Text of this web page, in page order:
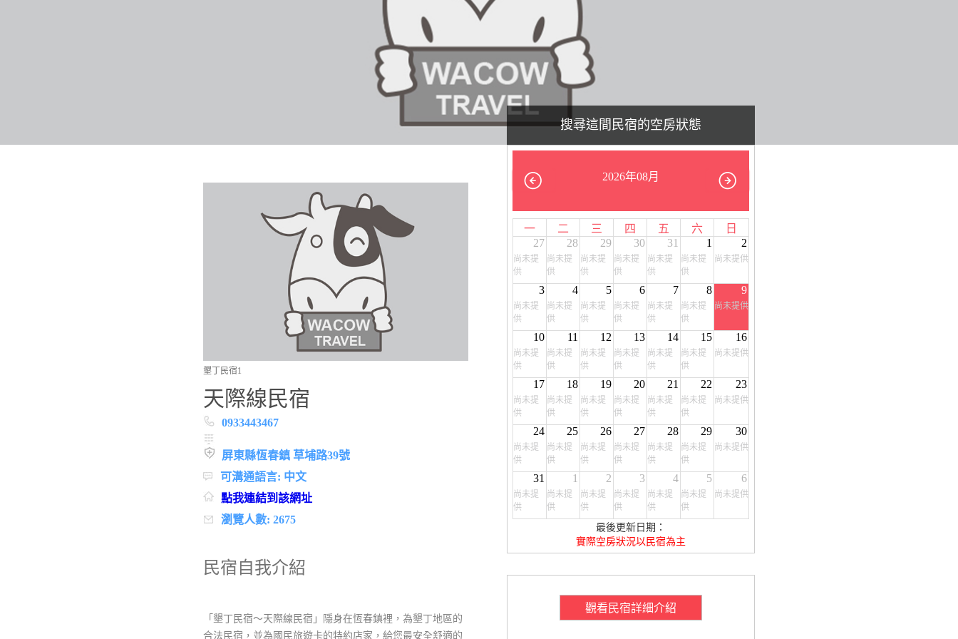
搜尋這間民宿的空房狀態
2026年08月
一 二 三 四 五 六
日
27
尚未提
供
28
尚未提
供
29
尚未提
供
30
尚未提
供
31
尚未提
供
1
尚未提
供
2
尚未提供
3
尚未提
供
4
尚未提
供
5
尚未提
供
6
尚未提
供
7
尚未提
供
8
尚未提
供
9
尚未提供
10
尚未提
供
11
尚未提
供
12
尚未提
供
13
尚未提
供
14
尚未提
供
15
尚未提
供
16
尚未提供
17
尚未提
供
18
尚未提
供
19
尚未提
供
20
尚未提
供
21
尚未提
供
22
尚未提
供
23
尚未提供
24
尚未提
供
25
尚未提
供
26
尚未提
供
27
尚未提
供
28
尚未提
供
29
尚未提
供
30
尚未提供
31
尚未提
供
1
尚未提
供
2
尚未提
供
3
尚未提
供
4
尚未提
供
5
尚未提
供
6
尚未提供
最後更新日期：
實際空房狀況以民宿為主
觀看民宿詳細介紹
墾丁民宿1
天際線民宿
0933443467
屏東縣恆春鎮 草埔路39號
可溝通語言: 中文
點我連結到該網址
瀏覽人數: 2675
民宿自我介紹
「墾丁民宿～天際線民宿」隱身在恆春鎮裡，為墾丁地區的
合法民宿，並為國民旅遊卡的特約店家，給您最安全舒適的